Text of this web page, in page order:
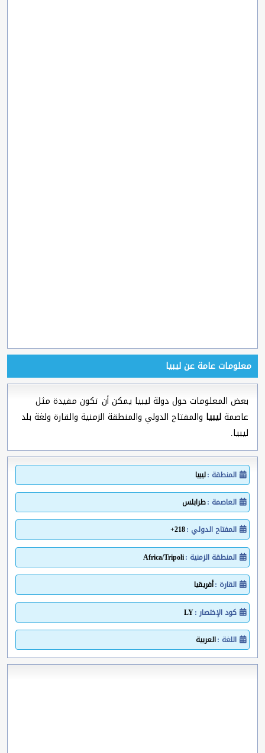
معلومات عامة عن ليبيا
بعض المعلومات حول دولة ليبيا يمكن أن تكون مفيدة مثل
عاصمةليبيا والمفتاح الدولي والمنطقة الزمنية والقارة ولغة بلد
ليبيا.
المنطقة :ليبيا
العاصمة :طرابلس
المفتاح الدولي :218+
المنطقة الزمنية :Africa/Tripoli
القارة :أفريقيا
كود الإختصار :LY
اللغة :العربية